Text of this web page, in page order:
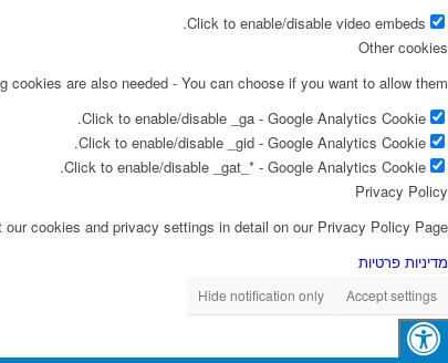
Click to enable/disable video embeds.
Other cookies
cookies are also needed - You can choose if you want to allow them:
Click to enable/disable _ga - Google Analytics Cookie.
Click to enable/disable _gid - Google Analytics Cookie.
Click to enable/disable _gat_* - Google Analytics Cookie.
Privacy Policy
our cookies and privacy settings in detail on our Privacy Policy Page.
מדיניות פרטיות
Accept settings
Hide notification only